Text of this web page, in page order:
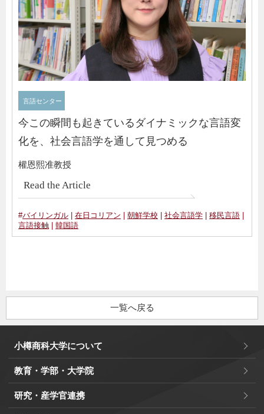
言語センター
今この瞬間も起きているダイナミックな言語変
化を、社会言語学を通して見つめる
權恩熙准教授
Read the Article
#バイリンガル 在日コリアン 朝鮮学校 社会言語学 移民言語
言語接触
韓国語
一覧へ戻る
小樽商科大学について
教育・学部・大学院
研究・産学官連携